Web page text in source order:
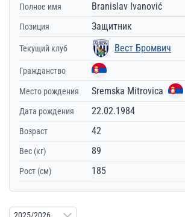
Полное имя Branislav Ivanović
Позиция Защитник
Текущий клуб Вест Бромвич
Гражданство
Место рождения Sremska Mitrovica
Дата рождения 22.02.1984
Возраст 42
Вес (кг) 89
Рост (см) 185